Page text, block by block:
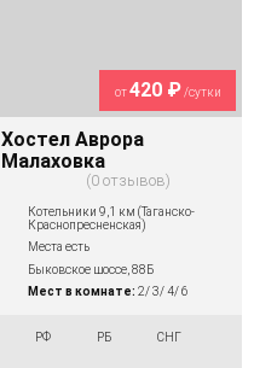
от420 ₽/сутки
Хостел Аврора
Малаховка
0 отзывов
Котельники 9,1 км (Таганско-
Краснопресненская)
Места есть
Быковское шоссе, 88Б
Мест в комнате: 2/ 3/ 4/ 6
РФ РБ СНГ